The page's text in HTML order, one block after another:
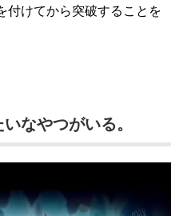
付けてから突破することを
なやつがいる。